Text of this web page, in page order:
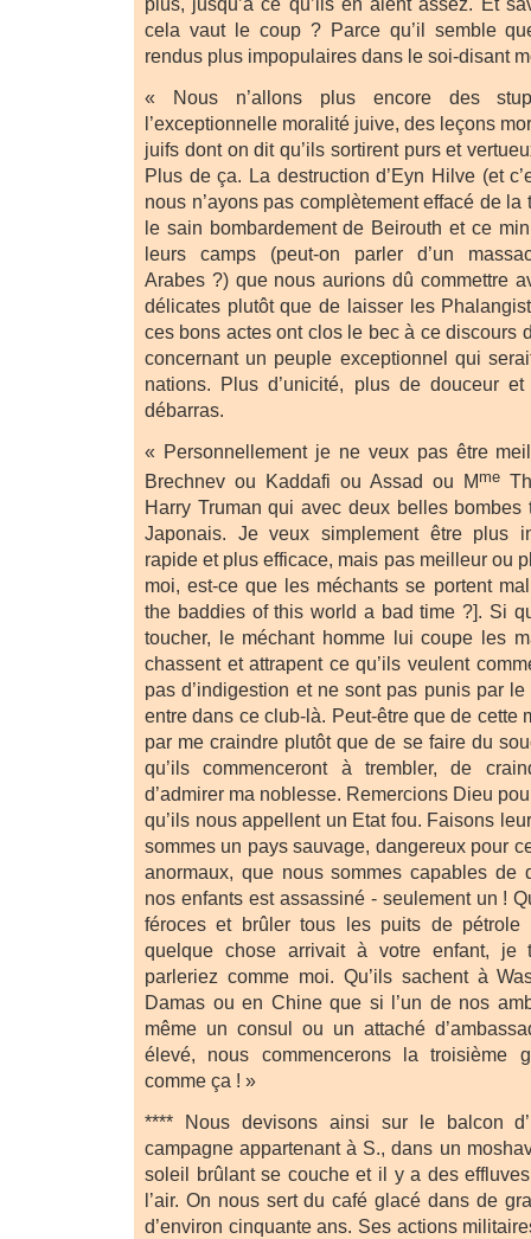
cela vaut le coup ? Parce qu’il semble
rendus plus impopulaires dans le soi-disant
« Nous n’allons plus encore des
l’exceptionnelle moralité juive, des leçons
juifs dont on dit qu’ils sortirent purs et
Plus de ça. La destruction d’Eyn Hilve (et
nous n’ayons pas complètement effacé de
le sain bombardement de Beirouth et ce
leurs camps (peut-on parler d’un
Arabes ?) que nous aurions dû commettre
délicates plutôt que de laisser les
ces bons actes ont clos le bec à ce discours
concernant un peuple exceptionnel qui
nations. Plus d’unicité, plus de douceur
débarras.
« Personnellement je ne veux pas être
Brechnev ou Kaddafi ou Assad ou Mme
Harry Truman qui avec deux belles
Japonais. Je veux simplement être plus
rapide et plus efficace, mais pas meilleur ou
moi, est-ce que les méchants se portent
the baddies of this world a bad time ?]. Si
toucher, le méchant homme lui coupe les
chassent et attrapent ce qu’ils veulent
pas d’indigestion et ne sont pas punis par
entre dans ce club-là. Peut-être que de cette
par me craindre plutôt que de se faire du
qu’ils commenceront à trembler, de
d’admirer ma noblesse. Remercions Dieu
qu’ils nous appellent un Etat fou. Faisons
sommes un pays sauvage, dangereux pour
anormaux, que nous sommes capables de
nos enfants est assassiné - seulement un !
féroces et brûler tous les puits de pétrole
quelque chose arrivait à votre enfant, je
parleriez comme moi. Qu’ils sachent à
Damas ou en Chine que si l’un de nos
même un consul ou un attaché
élevé, nous commencerons la troisième
comme ça ! »
**** Nous devisons ainsi sur le balcon
campagne appartenant à S., dans un
soleil brûlant se couche et il y a des
l’air. On nous sert du café glacé dans de
d’environ cinquante ans. Ses actions